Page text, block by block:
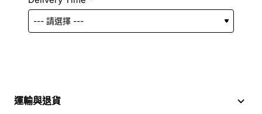
運輸與退貨